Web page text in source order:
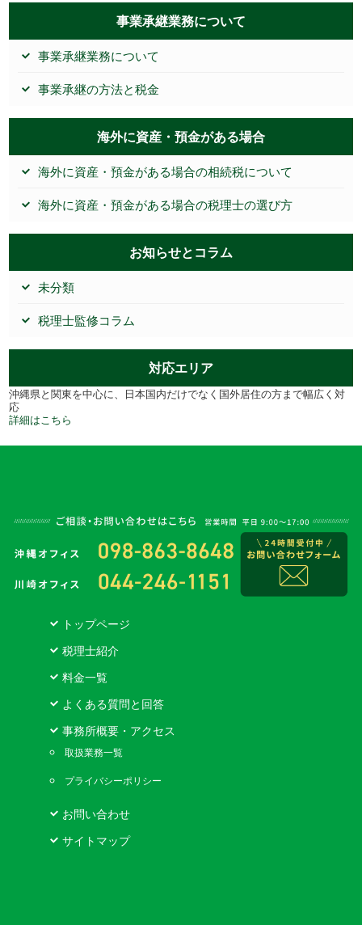
事業承継業務について
事業承継業務について
事業承継の方法と税金
海外に資産・預金がある場合
海外に資産・預金がある場合の相続税について
海外に資産・預金がある場合の税理士の選び方
お知らせとコラム
未分類
税理士監修コラム
対応エリア
沖縄県と関東を中心に、日本国内だけでなく国外居住の方まで幅広く対
応
詳細はこちら
トップページ
税理士紹介
料金一覧
よくある質問と回答
事務所概要・アクセス
取扱業務一覧
プライバシーポリシー
お問い合わせ
サイトマップ